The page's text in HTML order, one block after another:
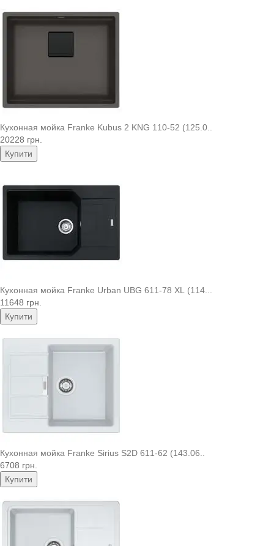
Кухонная мойка Franke Kubus 2 KNG 110-52 (125.0..
20228 грн.
Купити
Кухонная мойка Franke Urban UBG 611-78 XL (114...
11648 грн.
Купити
Кухонная мойка Franke Sirius S2D 611-62 (143.06..
6708 грн.
Купити